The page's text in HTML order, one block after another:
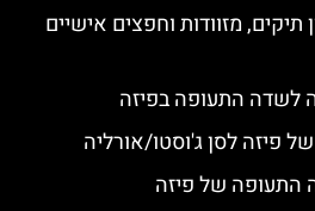
מזוודות וחפצים אישיים
לשדה התעופה בפיזה
פיזה לסן ג'וסטו/אורליה
של פיזה